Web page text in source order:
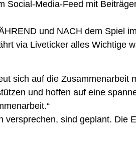
Social-Media-Feed mit
und NACH dem Spiel
via Liveticker alles Wichtige
sich auf die
und hoffen auf eine
versprechen, sind geplant. Die